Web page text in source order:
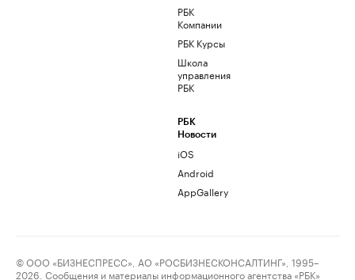
РБК
Компании
РБК Курсы
Школа
управления
РБК
РБК
Новости
iOS
Android
AppGallery
© ООО «БИЗНЕСПРЕСС», АО «РОСБИЗНЕСКОНСАЛТИНГ», 1995–
2026. Сообщения и материалы информационного агентства «РБК»